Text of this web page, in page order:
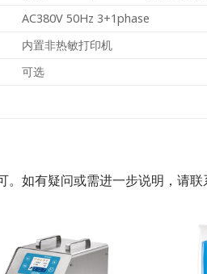
AC380V 50Hz 3+1phase
内置非热敏打印机
可选
。如有疑问或需进一步说明，请联